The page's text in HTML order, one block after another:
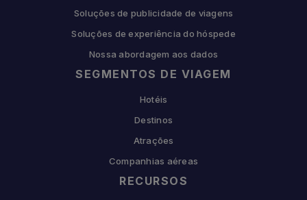
Soluções de publicidade de viagens
Soluções de experiência do hóspede
Nossa abordagem aos dados
SEGMENTOS DE VIAGEM
Hotéis
Destinos
Atrações
Companhias aéreas
RECURSOS